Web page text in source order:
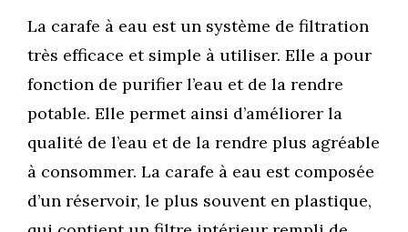
La carafe à eau est un système de filtration
très efficace et simple à utiliser. Elle a pour
fonction de purifier l’eau et de la rendre
potable. Elle permet ainsi d’améliorer la
qualité de l’eau et de la rendre plus agréable
à consommer. La carafe à eau est composée
d’un réservoir, le plus souvent en plastique,